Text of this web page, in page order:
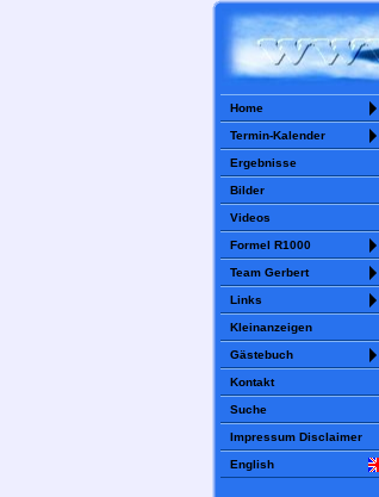
Home
Termin-Kalender
Ergebnisse
Bilder
Videos
Formel R1000
Team Gerbert
Links
Kleinanzeigen
Gästebuch
Kontakt
Suche
Impressum Disclaimer
English